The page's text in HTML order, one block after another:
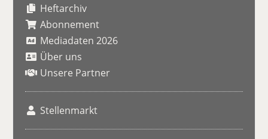
Heftarchiv
Abonnement
Mediadaten 2026
Über uns
Unsere Partner
Stellenmarkt